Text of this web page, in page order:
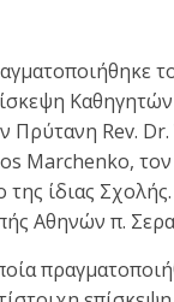
Rev.
Marchenko,
της ίδιας
Αθηνών π.